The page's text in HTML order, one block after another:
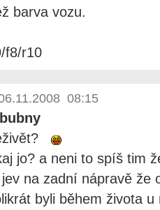
barva vozu.
f8/r10
08:15
jo? a neni to spíš tim
na zadní nápravě že
byli během života